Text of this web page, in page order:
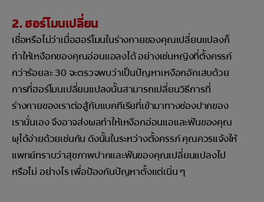
2. ฮอร์โมนเปลี่ยน
เชื่อหรือไม่ว่าเมื่อฮอร์โมนในร่างกายของคุณเปลี่ยนแปลงก็
ทำให้เหงือกของคุณอ่อนแอลงได้ อย่างเช่นหญิงที่ตั้งครรภ์
กว่าร้อยละ 30 จะตรวจพบว่าเป็นปัญหาเหงือกอักเสบด้วย
การที่ฮอร์โมนเปลี่ยนแปลงนั้นสามารถเปลี่ยนวิธีการที่
ร่างกายของเราต่อสู้กับแบคทีเรียที่เข้ามาทางช่องปากของ
เรานั่นเอง จึงอาจส่งผลทำให้เหงือกอ่อนแอและฟันของคุณ
ผุได้ง่ายด้วยเช่นกัน ดังนั้นในระหว่างตั้งครรภ์ คุณควรแจ้งให้
แพทย์ทราบว่าสุขภาพปากและฟันของคุณเปลี่ยนแปลงไป
หรือไม่ อย่างไร เพื่อป้องกันปัญหาตั้งแต่เนิ่น ๆ